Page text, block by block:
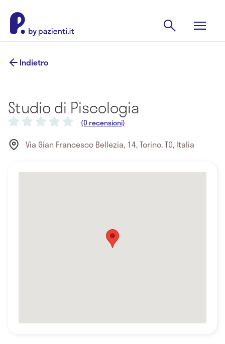
Indietro
Studio di Piscologia
(0 recensioni)
Via Gian Francesco Bellezia, 14, Torino, TO, Italia